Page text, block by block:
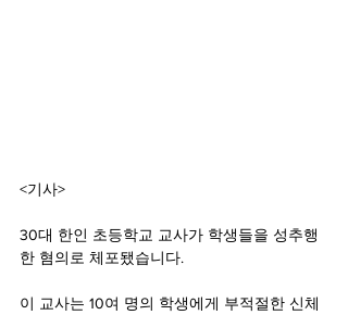
<기사>
30대 한인 초등학교 교사가 학생들을 성추행
한 혐의로 체포됐습니다.
이 교사는 10여 명의 학생에게 부적절한 신체